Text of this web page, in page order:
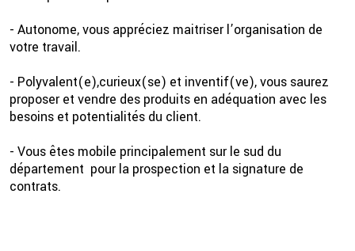
- Autonome, vous appréciez maitriser l’organisation de
votre travail.
- Polyvalent(e),curieux(se) et inventif(ve), vous saurez
proposer et vendre des produits en adéquation avec les
besoins et potentialités du client.
- Vous êtes mobile principalement sur le sud du
département pour la prospection et la signature de
contrats.